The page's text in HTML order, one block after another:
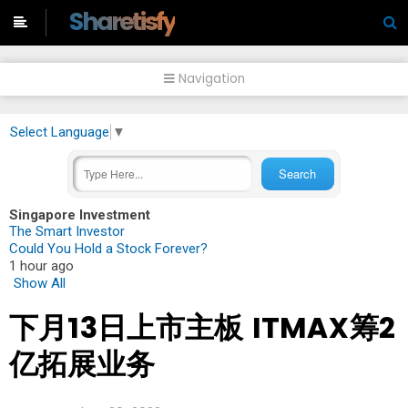
Sharetisfy
Navigation
Select Language ▼
Singapore Investment
The Smart Investor
Could You Hold a Stock Forever?
1 hour ago
Show All
下月13日上市主板 ITMAX筹2
亿拓展业务